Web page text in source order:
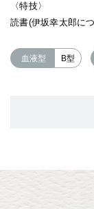
〈特技〉
読書(伊坂幸太郎に
血液型 B型